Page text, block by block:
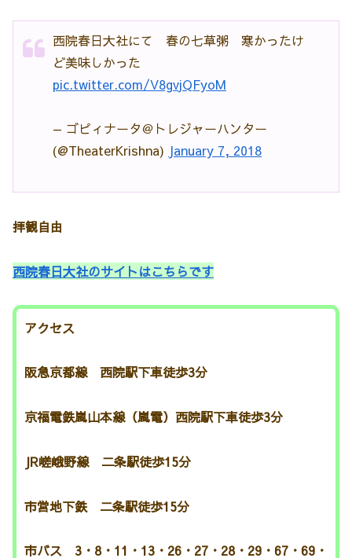
西院春日大社にて 春の七草粥 寒かったけ
ど美味しかった
pic.twitter.com/V8gvjQFyoM
— ゴピィナータ＠トレジャーハンター
(@TheaterKrishna) January 7, 2018
拝観自由
西院春日大社のサイトはこちらです
アクセス
阪急京都線 西院駅下車徒歩3分
京福電鉄嵐山本線（嵐電）西院駅下車徒歩3分
JR嵯峨野線 二条駅徒歩15分
市営地下鉄 二条駅徒歩15分
市バス 3・8・11・13・26・27・28・29・67・69・